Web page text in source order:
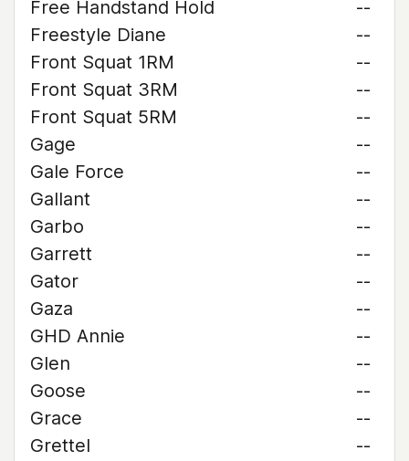
Free Handstand Hold
--
Freestyle Diane
--
Front Squat 1RM
--
Front Squat 3RM
--
Front Squat 5RM
--
Gage
--
Gale Force
--
Gallant
--
Garbo
--
Garrett
--
Gator
--
Gaza
--
GHD Annie
--
Glen
--
Goose
--
Grace
--
Grettel
--